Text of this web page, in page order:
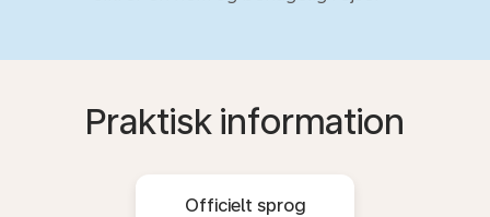
Praktisk information
Officielt sprog